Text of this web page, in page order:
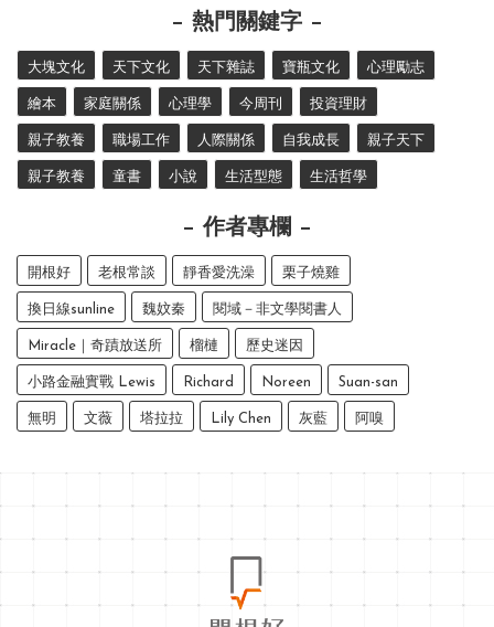
熱門關鍵字
大塊文化 天下文化 天下雜誌 寶瓶文化 心理勵志
繪本 家庭關係 心理學 今周刊 投資理財
親子教養 職場工作 人際關係 自我成長 親子天下
親子教養 童書 小說 生活型態 生活哲學
作者專欄
開根好 老根常談 靜香愛洗澡 栗子燒雞
換日線sunline 魏妏秦 閱域－非文學閱書人
Miracle｜奇蹟放送所 榴槤 歷史迷因
小路金融實戰 Lewis Richard Noreen Suan-san
無明 文薇 塔拉拉 Lily Chen 灰藍 阿嗅